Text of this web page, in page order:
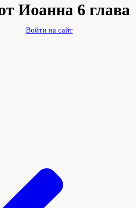
Войти на сайт
Иоанна 6 глава